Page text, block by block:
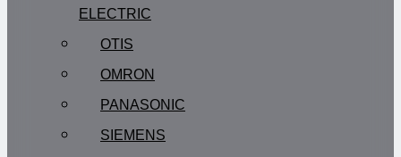
ELECTRIC
OTIS
OMRON
PANASONIC
SIEMENS